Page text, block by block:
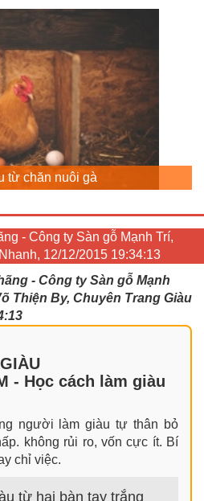
từ chăn nuôi gà
- Công ty Sàn gỗ Mạnh Trí,
12/12/2015 19:34:13
- Công ty Sàn gỗ Mạnh
Thiện By, Chuyên Trang Giàu
- Học cách làm giàu
người làm giàu tự thân bỏ
không rủi ro, vốn cực ít. Bí
chỉ việc.
từ hai bàn tay trắng